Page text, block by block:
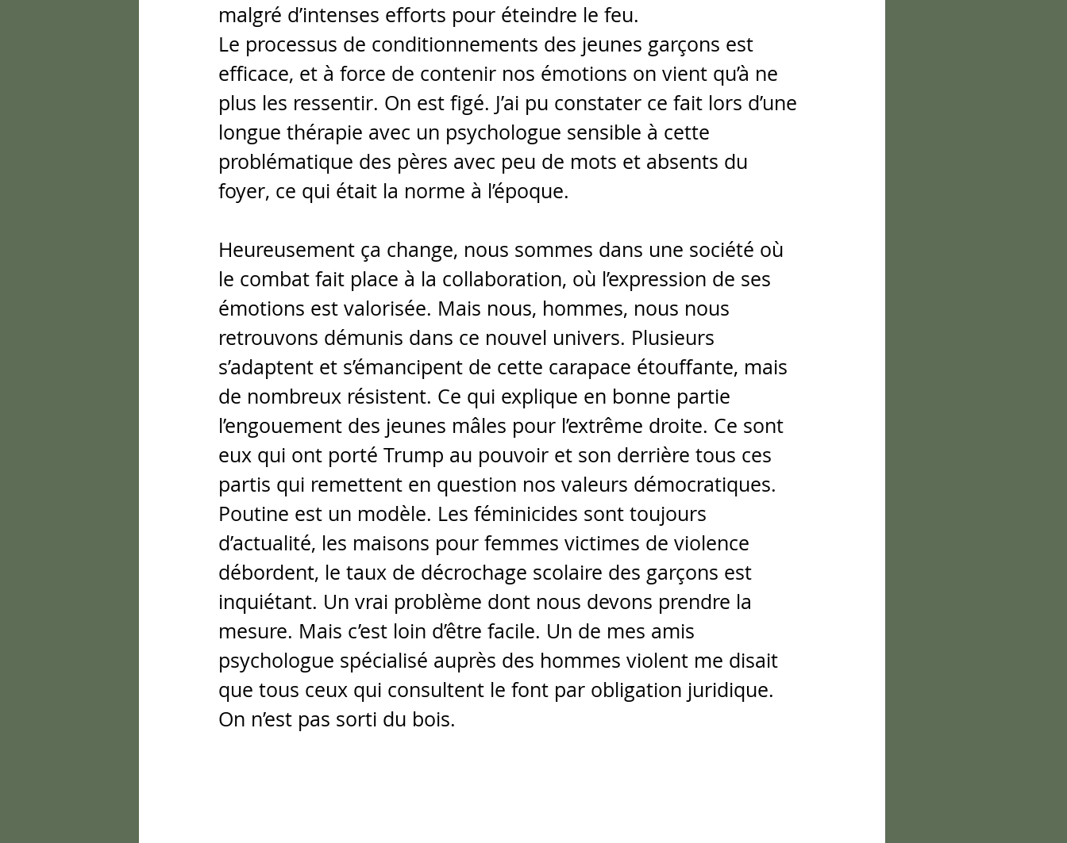
malgré d’intenses efforts pour éteindre le feu.
Le processus de conditionnements des jeunes garçons est
efficace, et à force de contenir nos émotions on vient qu’à ne
plus les ressentir. On est figé. J’ai pu constater ce fait lors d’une
longue thérapie avec un psychologue sensible à cette
problématique des pères avec peu de mots et absents du
foyer, ce qui était la norme à l’époque.
Heureusement ça change, nous sommes dans une société où
le combat fait place à la collaboration, où l’expression de ses
émotions est valorisée. Mais nous, hommes, nous nous
retrouvons démunis dans ce nouvel univers. Plusieurs
s’adaptent et s’émancipent de cette carapace étouffante, mais
de nombreux résistent. Ce qui explique en bonne partie
l’engouement des jeunes mâles pour l’extrême droite. Ce sont
eux qui ont porté Trump au pouvoir et son derrière tous ces
partis qui remettent en question nos valeurs démocratiques.
Poutine est un modèle. Les féminicides sont toujours
d’actualité, les maisons pour femmes victimes de violence
débordent, le taux de décrochage scolaire des garçons est
inquiétant. Un vrai problème dont nous devons prendre la
mesure. Mais c’est loin d’être facile. Un de mes amis
psychologue spécialisé auprès des hommes violent me disait
que tous ceux qui consultent le font par obligation juridique.
On n’est pas sorti du bois.